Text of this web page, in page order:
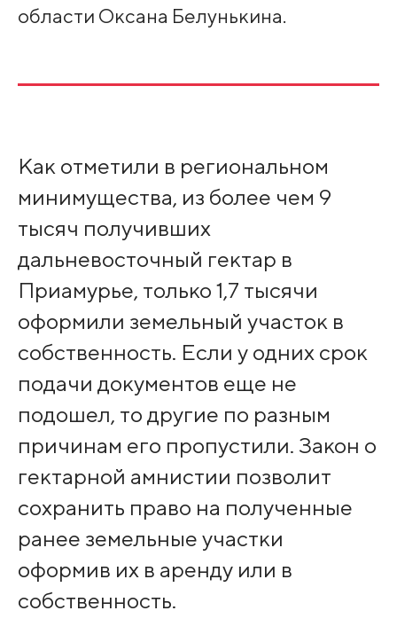
области Оксана Белунькина.
Как отметили в региональном
минимущества, из более чем 9
тысяч получивших
дальневосточный гектар в
Приамурье, только 1,7 тысячи
оформили земельный участок в
собственность. Если у одних срок
подачи документов еще не
подошел, то другие по разным
причинам его пропустили. Закон о
гектарной амнистии позволит
сохранить право на полученные
ранее земельные участки
оформив их в аренду или в
собственность.